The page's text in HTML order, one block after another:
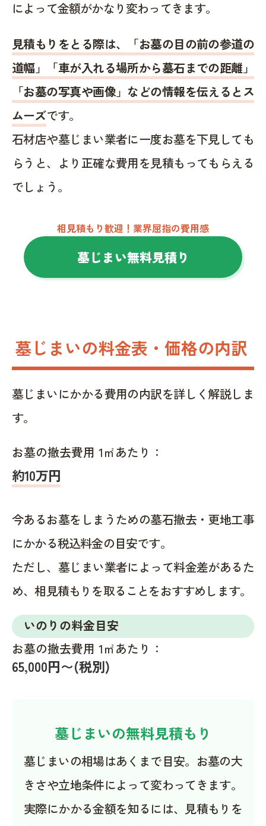
によって金額がかなり変わってきます。
見積もりをとる際は、「お墓の目の前の参道の
道幅」「車が入れる場所から墓石までの距離」
「お墓の写真や画像」などの情報を伝えるとス
ムーズです。
石材店や墓じまい業者に一度お墓を下見しても
らうと、より正確な費用を見積もってもらえる
でしょう。
相見積もり歓迎！業界屈指の費用感
墓じまい無料見積り
墓じまいの料金表・価格の内訳
墓じまいにかかる費用の内訳を詳しく解説しま
す。
お墓の撤去費用 1㎡あたり：
約10万円
今あるお墓をしまうための墓石撤去・更地工事
にかかる税込料金の目安です。
ただし、墓じまい業者によって料金差があるた
め、相見積もりを取ることをおすすめします。
いのりの料金目安
お墓の撤去費用 1㎡あたり：
65,000円〜(税別)
墓じまいの無料見積もり
墓じまいの相場はあくまで目安。お墓の大
きさや立地条件によって変わってきます。
実際にかかる金額を知るには、見積もりを